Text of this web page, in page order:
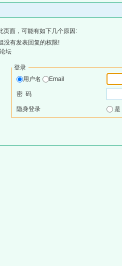
页面，可能有如下几个原因:
没有发表回复的权限!
坛
登录
用户名
Email
密 码
隐身登录